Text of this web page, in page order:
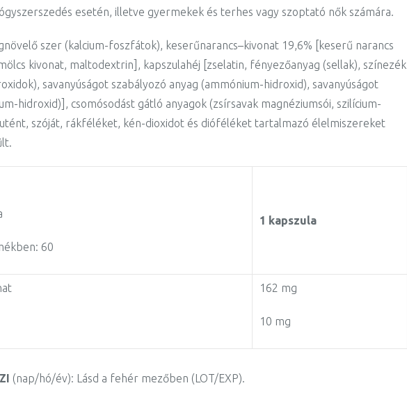
esetén, illetve gyermekek és terhes vagy szoptató nők számára.
szer (kalcium-foszfátok), keserűnarancs–kivonat 19,6% [ keserű narancs
kivonat, maltodextrin], kapszulahéj [zselatin, fényezőanyag (sellak), színezék
savanyúságot szabályozó anyag (ammónium-hidroxid), savanyúságot
hidroxid)] , csomósodást gátló anyagok (zsírsavak magnéziumsói, szilícium-
szóját, rákféléket, kén-dioxidot és dióféléket tartalmazó élelmiszereket
60
1 kapszula
162 mg
10 mg
(nap/hó/év): Lásd a fehér mezőben (LOT/EXP).